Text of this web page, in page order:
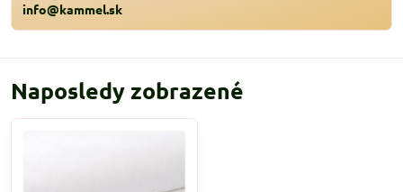
info@kammel.sk
Naposledy zobrazené